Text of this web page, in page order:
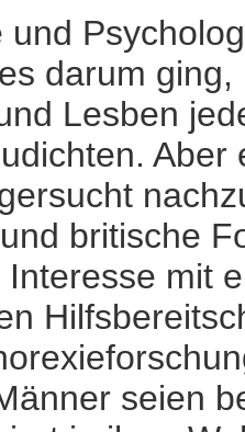
und
darum
Lesben
britische
mit
seien